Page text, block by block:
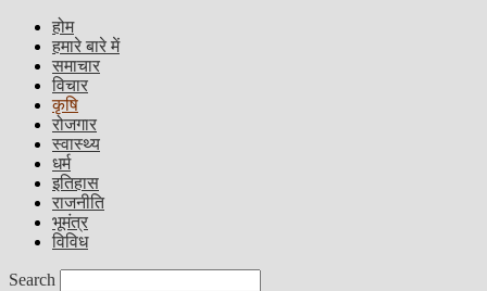
होम
हमारे बारे में
समाचार
विचार
कृषि
रोजगार
स्वास्थ्य
धर्म
इतिहास
राजनीति
भूमंत्र
विविध
Search